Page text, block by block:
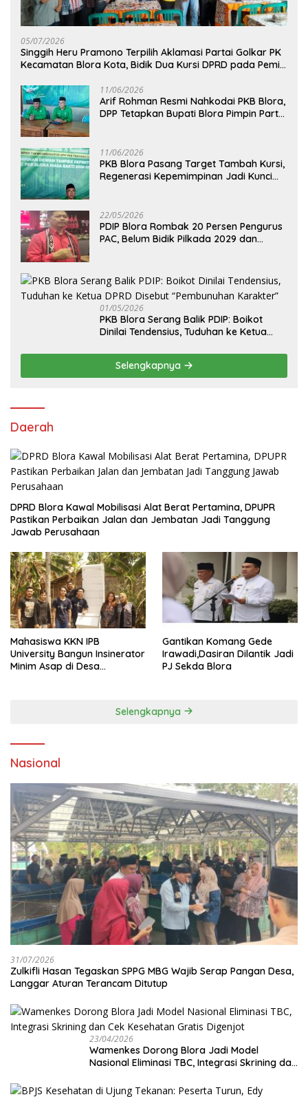
05/07/2026
Singgih Heru Pramono Terpilih Aklamasi Partai Golkar PK
Kecamatan Blora Kota, Bidik Dua Kursi DPRD pada Pemilu
11/06/2026
Arif Rohman Resmi Nahkodai PKB Blora,
DPP Tetapkan Bupati Blora Pimpin Partai
11/06/2026
PKB Blora Pasang Target Tambah Kursi,
Regenerasi Kepemimpinan Jadi Kunci
22/05/2026
PDIP Blora Rombak 20 Persen Pengurus
PAC, Belum Bidik Pilkada 2029 dan
01/05/2026
PKB Blora Serang Balik PDIP: Boikot
Dinilai Tendensius, Tuduhan ke Ketua
Selengkapnya
Daerah
DPRD Blora Kawal Mobilisasi Alat Berat Pertamina, DPUPR
Pastikan Perbaikan Jalan dan Jembatan Jadi Tanggung
Jawab Perusahaan
Mahasiswa KKN IPB
University Bangun Insinerator
Minim Asap di Desa
Gantikan Komang Gede
Irawadi,Dasiran Dilantik Jadi
PJ Sekda Blora
Selengkapnya
Nasional
31/07/2026
Zulkifli Hasan Tegaskan SPPG MBG Wajib Serap Pangan Desa,
Langgar Aturan Terancam Ditutup
23/04/2026
Wamenkes Dorong Blora Jadi Model
Nasional Eliminasi TBC, Integrasi Skrining dan